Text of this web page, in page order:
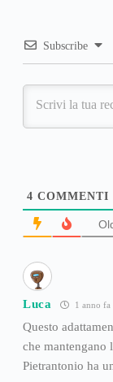
Subscribe
4 COMMENTI
Luca 1 anno fa
Questo
che mantengano
Pietrantonio ha